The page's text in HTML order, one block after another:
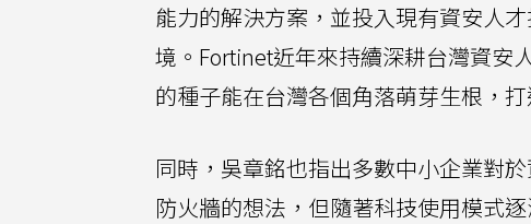
能力的解決方案，並投入現有資安人
境。Fortinet近年來持續深耕台灣資安
的種子能在台灣各個角落萌芽生根，
同時，吳章銘也指出多數中小企業對
防火牆的想法，但隨著科技使用模式